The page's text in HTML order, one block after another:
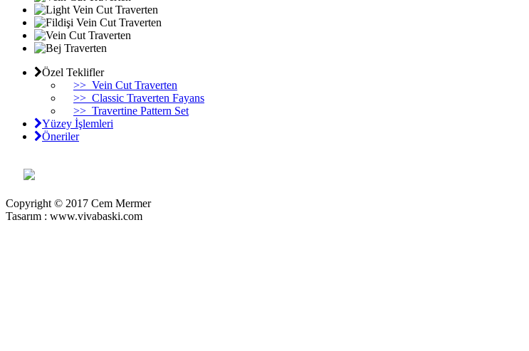
Özel Teklifler
>> Vein Cut Traverten
>> Classic Traverten Fayans
>> Travertine Pattern Set
Yüzey İşlemleri
Öneriler
Copyright © 2017 Cem Mermer
Tasarım : www.vivabaski.com